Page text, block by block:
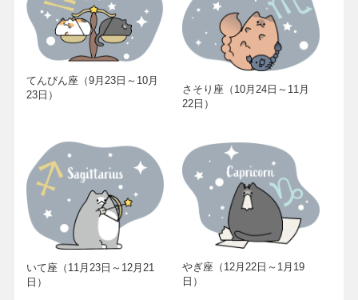
てんびん座（9月23日～10月
23日）
さそり座（10月24日～11月
22日）
いて座（11月23日～12月21
日）
やぎ座（12月22日～1月19
日）